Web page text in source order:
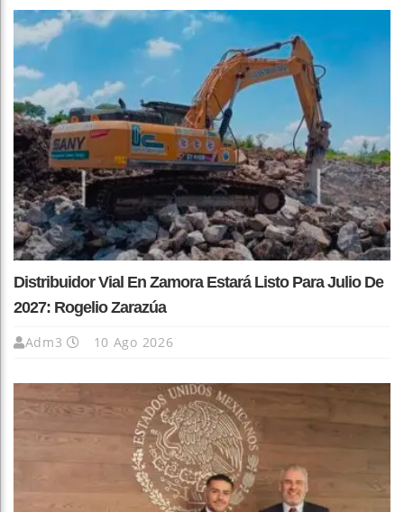
Distribuidor Vial En Zamora Estará Listo Para Julio De
2027: Rogelio Zarazúa
Adm3 10 Ago 2026